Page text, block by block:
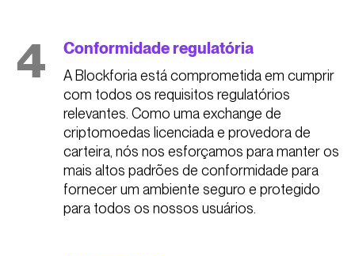
4 Conformidade regulatória
A Blockforia está comprometida em cumprir
com todos os requisitos regulatórios
relevantes. Como uma exchange de
criptomoedas licenciada e provedora de
carteira, nós nos esforçamos para manter os
mais altos padrões de conformidade para
fornecer um ambiente seguro e protegido
para todos os nossos usuários.